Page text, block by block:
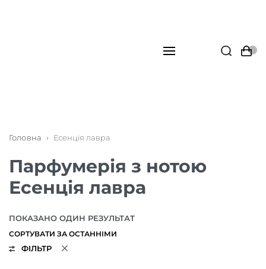
Головна › Есенція лавра
Парфумерія з нотою
Есенція лавра
ПОКАЗАНО ОДИН РЕЗУЛЬТАТ
ФІЛЬТР